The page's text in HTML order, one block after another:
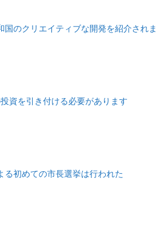
のクリエイティブな開発を紹介され
資を引き付ける必要があります
る初めての市長選挙は行われた